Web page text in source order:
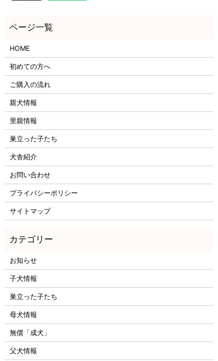
HOME
初めての方へ
ご購入の流れ
親犬情報
里親情報
巣立った子たち
犬舎紹介
お問い合わせ
プライバシーポリシー
サイトマップ
お知らせ
子犬情報
巣立った子たち
母犬情報
無償「成犬」
父犬情報